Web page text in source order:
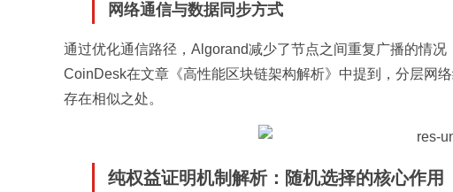
网络通信与数据同步方式
通过优化通信路径，Algorand减少了节点之间重复广播的情
CoinDesk在文章《高性能区块链架构解析》中提到，分层网
存在相似之处。
纯权益证明机制解析：随机选择的核心作用